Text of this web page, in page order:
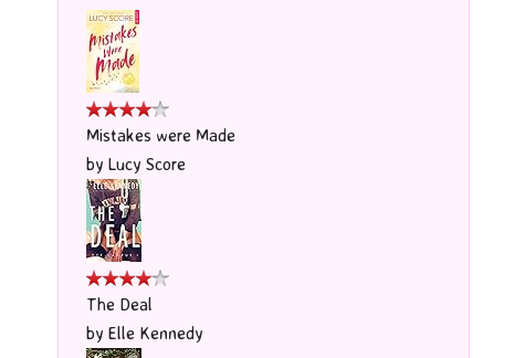
Mistakes were Made
by Lucy Score
The Deal
by Elle Kennedy